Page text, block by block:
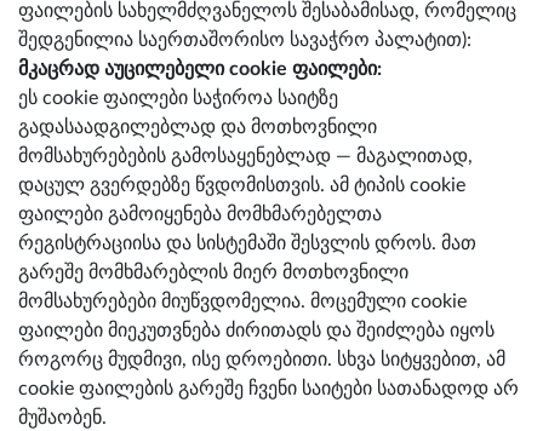
ფაილების სახელმძღვანელოს შესაბამისად, რომელიც
შედგენილია საერთაშორისო სავაჭრო პალატით):
მკაცრად აუცილებელი cookie ფაილები:
ეს cookie ფაილები საჭიროა საიტზე
გადასაადგილებლად და მოთხოვნილი
მომსახურებების გამოსაყენებლად — მაგალითად,
დაცულ გვერდებზე წვდომისთვის. ამ ტიპის cookie
ფაილები გამოიყენება მომხმარებელთა
რეგისტრაციისა და სისტემაში შესვლის დროს. მათ
გარეშე მომხმარებლის მიერ მოთხოვნილი
მომსახურებები მიუწვდომელია. მოცემული cookie
ფაილები მიეკუთვნება ძირითადს და შეიძლება იყოს
როგორც მუდმივი, ისე დროებითი. სხვა სიტყვებით, ამ
cookie ფაილების გარეშე ჩვენი საიტები სათანადოდ არ
მუშაობენ.